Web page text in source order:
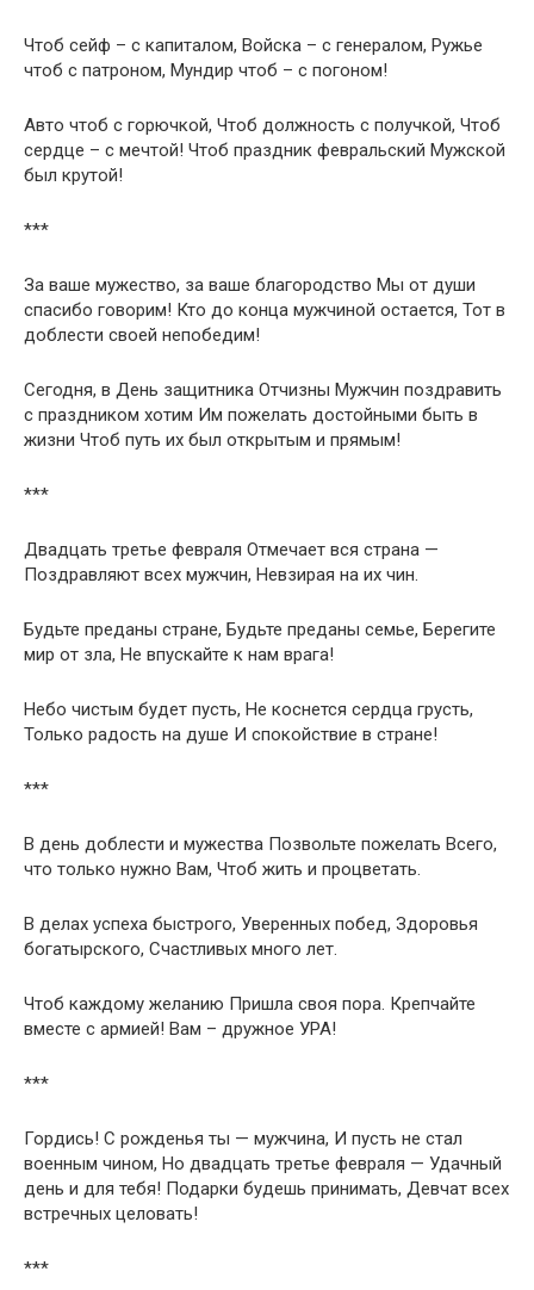
Чтоб сейф – с капиталом, Войска – с генералом, Ружье
чтоб с патроном, Мундир чтоб – с погоном!
Авто чтоб с горючкой, Чтоб должность с получкой, Чтоб
сердце – с мечтой! Чтоб праздник февральский Мужской
был крутой!
***
За ваше мужество, за ваше благородство Мы от души
спасибо говорим! Кто до конца мужчиной остается, Тот в
доблести своей непобедим!
Сегодня, в День защитника Отчизны Мужчин поздравить
с праздником хотим Им пожелать достойными быть в
жизни Чтоб путь их был открытым и прямым!
***
Двадцать третье февраля Отмечает вся страна —
Поздравляют всех мужчин, Невзирая на их чин.
Будьте преданы стране, Будьте преданы семье, Берегите
мир от зла, Не впускайте к нам врага!
Небо чистым будет пусть, Не коснется сердца грусть,
Только радость на душе И спокойствие в стране!
***
В день доблести и мужества Позвольте пожелать Всего,
что только нужно Вам, Чтоб жить и процветать.
В делах успеха быстрого, Уверенных побед, Здоровья
богатырского, Счастливых много лет.
Чтоб каждому желанию Пришла своя пора. Крепчайте
вместе с армией! Вам – дружное УРА!
***
Гордись! С рожденья ты — мужчина, И пусть не стал
военным чином, Но двадцать третье февраля — Удачный
день и для тебя! Подарки будешь принимать, Девчат всех
встречных целовать!
***